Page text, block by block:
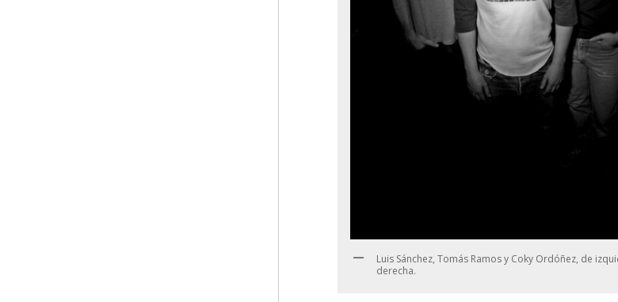
Luis Sánchez, Tomás Ramos y Coky Ordóñez, de
derecha.